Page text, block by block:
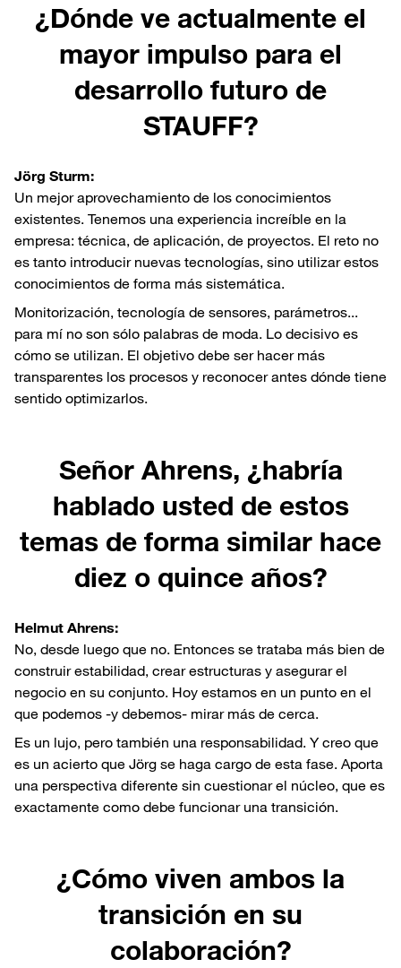
¿Dónde ve actualmente el
mayor impulso para el
desarrollo futuro de
STAUFF?
Jörg Sturm:
Un mejor aprovechamiento de los conocimientos
existentes. Tenemos una experiencia increíble en la
empresa: técnica, de aplicación, de proyectos. El reto no
es tanto introducir nuevas tecnologías, sino utilizar estos
conocimientos de forma más sistemática.
Monitorización, tecnología de sensores, parámetros...
para mí no son sólo palabras de moda. Lo decisivo es
cómo se utilizan. El objetivo debe ser hacer más
transparentes los procesos y reconocer antes dónde tiene
sentido optimizarlos.
Señor Ahrens, ¿habría
hablado usted de estos
temas de forma similar hace
diez o quince años?
Helmut Ahrens:
No, desde luego que no. Entonces se trataba más bien de
construir estabilidad, crear estructuras y asegurar el
negocio en su conjunto. Hoy estamos en un punto en el
que podemos -y debemos- mirar más de cerca.
Es un lujo, pero también una responsabilidad. Y creo que
es un acierto que Jörg se haga cargo de esta fase. Aporta
una perspectiva diferente sin cuestionar el núcleo, que es
exactamente como debe funcionar una transición.
¿Cómo viven ambos la
transición en su
colaboración?